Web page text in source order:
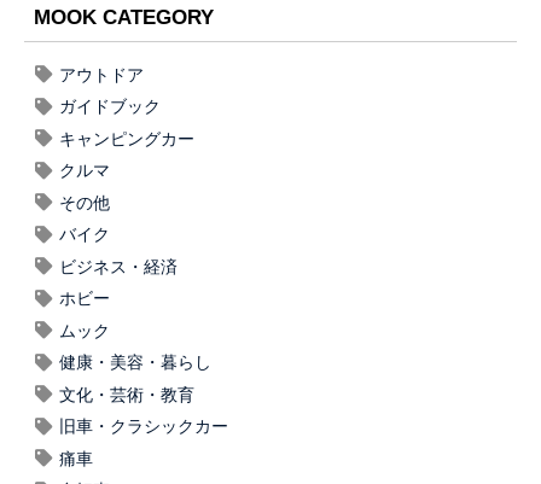
MOOK CATEGORY
アウトドア
ガイドブック
キャンピングカー
クルマ
その他
バイク
ビジネス・経済
ホビー
ムック
健康・美容・暮らし
文化・芸術・教育
旧車・クラシックカー
痛車